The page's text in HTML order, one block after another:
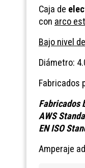
Caja de
con arco
Bajo nivel
Diámetro:
Fabricados
Fabricados
AWS
EN ISO
Amperaje